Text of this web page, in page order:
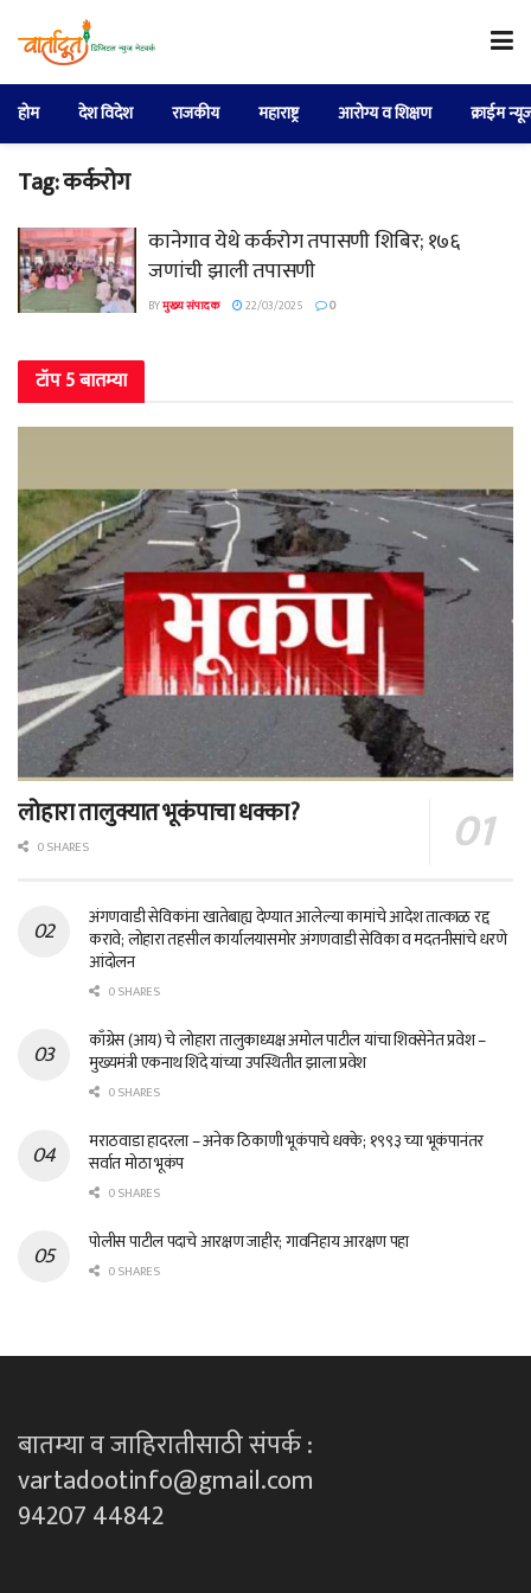
होम देश विदेश राजकीय महाराष्ट्र आरोग्य व शिक्षण क्राईम
Tag:कर्करोग
कानेगाव येथे कर्करोग तपासणी शिबिर; १७६
जणांची झाली तपासणी
BYमुख्य संपादक 22/03/2025 0
टॉप 5 बातम्या
लोहारा तालुक्यात भूकंपाचा धक्का?
0 SHARES
अंगणवाडी सेविकांना खातेबाह्य देण्यात आलेल्या कामांचे आदेश तात्काळ रद्द
करावे; लोहारा तहसील कार्यालयासमोर अंगणवाडी सेविका व मदतनीसांचे धरणे
आंदोलन
0 SHARES
काँग्रेस (आय) चे लोहारा तालुकाध्यक्ष अमोल पाटील यांचा शिवसेनेत प्रवेश –
मुख्यमंत्री एकनाथ शिंदे यांच्या उपस्थितीत झाला प्रवेश
0 SHARES
मराठवाडा हादरला – अनेक ठिकाणी भूकंपाचे धक्के; १९९३ च्या भूकंपानंतर
सर्वात मोठा भूकंप
0 SHARES
पोलीस पाटील पदाचे आरक्षण जाहीर; गावनिहाय आरक्षण पहा
0 SHARES
बातम्या व जाहिरातीसाठी संपर्क :
vartadootinfo@gmail.com
94207 44842